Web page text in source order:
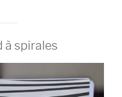
à spirales